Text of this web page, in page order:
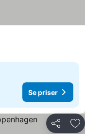
Se priser
Del